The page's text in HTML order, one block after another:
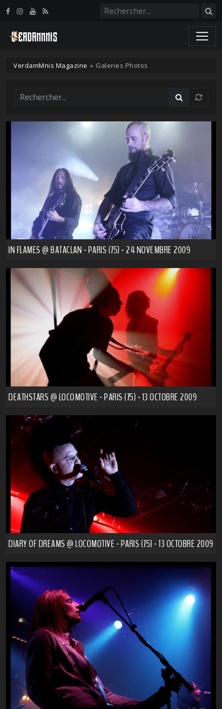
VerdamMnis Magazine » Galeries Photos
IN FLAMES @ BATACLAN - PARIS (75) - 24 NOVEMBRE 2009
DEATHSTARS @ LOCOMOTIVE - PARIS (75) - 13 OCTOBRE 2009
DIARY OF DREAMS @ LOCOMOTIVE - PARIS (75) - 13 OCTOBRE 2009
Panneau de gestion des cookies